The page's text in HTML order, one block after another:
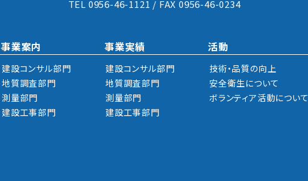
TEL 0956-46-1121 / FAX 0956-46-0234
事業案内
建設コンサル部門
地質調査部門
測量部門
建設工事部門
事業実績
建設コンサル部門
地質調査部門
測量部門
建設工事部門
活動
技術・品質の向上
安全衛生について
ボランティア活動について